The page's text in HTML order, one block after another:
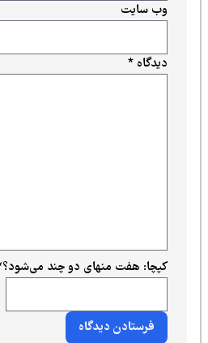
دیدگاه*
وب‌ سایت
کپچا: هفت منهای دو چند می‌شود؟*